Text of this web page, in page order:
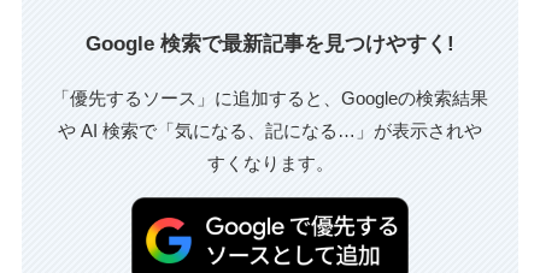
Google 検索で最新記事を見つけやすく!
「優先するソース」に追加すると、Googleの検索結果
や AI 検索で「気になる、記になる…」が表示されや
すくなります。